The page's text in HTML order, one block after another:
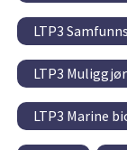
LTP3
LTP3
LTP3 Marine